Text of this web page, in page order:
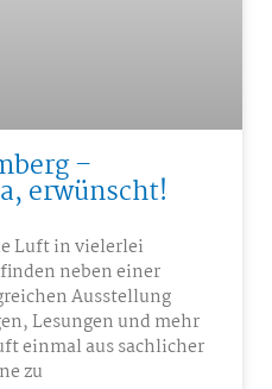
–
erwünscht!
Luft in vielerlei
neben einer
Ausstellung
Lesungen und mehr
einmal aus sachlicher
zu